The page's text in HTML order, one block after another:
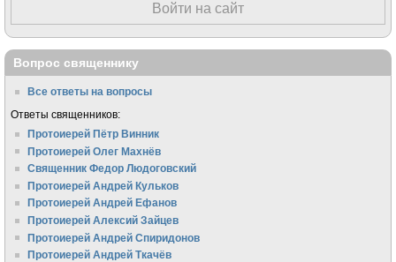
Войти на сайт
Вопрос священнику
Все ответы на вопросы
Ответы священников:
Протоиерей Пётр Винник
Протоиерей Олег Махнёв
Священник Федор Людоговский
Протоиерей Андрей Кульков
Протоиерей Андрей Ефанов
Протоиерей Алексий Зайцев
Протоиерей Андрей Спиридонов
Протоиерей Андрей Ткачёв